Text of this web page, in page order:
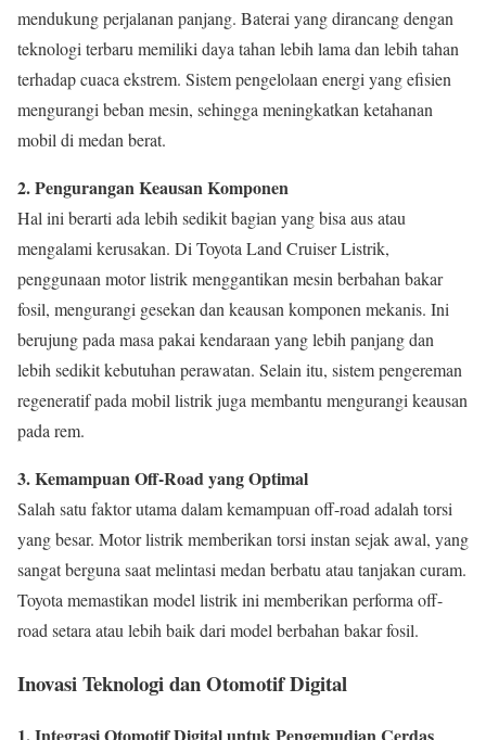
mendukung perjalanan panjang. Baterai yang dirancang dengan
teknologi terbaru memiliki daya tahan lebih lama dan lebih tahan
terhadap cuaca ekstrem. Sistem pengelolaan energi yang efisien
mengurangi beban mesin, sehingga meningkatkan ketahanan
mobil di medan berat.
2. Pengurangan Keausan Komponen
Hal ini berarti ada lebih sedikit bagian yang bisa aus atau
mengalami kerusakan. Di Toyota Land Cruiser Listrik,
penggunaan motor listrik menggantikan mesin berbahan bakar
fosil, mengurangi gesekan dan keausan komponen mekanis. Ini
berujung pada masa pakai kendaraan yang lebih panjang dan
lebih sedikit kebutuhan perawatan. Selain itu, sistem pengereman
regeneratif pada mobil listrik juga membantu mengurangi keausan
pada rem.
3. Kemampuan Off-Road yang Optimal
Salah satu faktor utama dalam kemampuan off-road adalah torsi
yang besar. Motor listrik memberikan torsi instan sejak awal, yang
sangat berguna saat melintasi medan berbatu atau tanjakan curam.
Toyota memastikan model listrik ini memberikan performa off-
road setara atau lebih baik dari model berbahan bakar fosil.
Inovasi Teknologi dan Otomotif Digital